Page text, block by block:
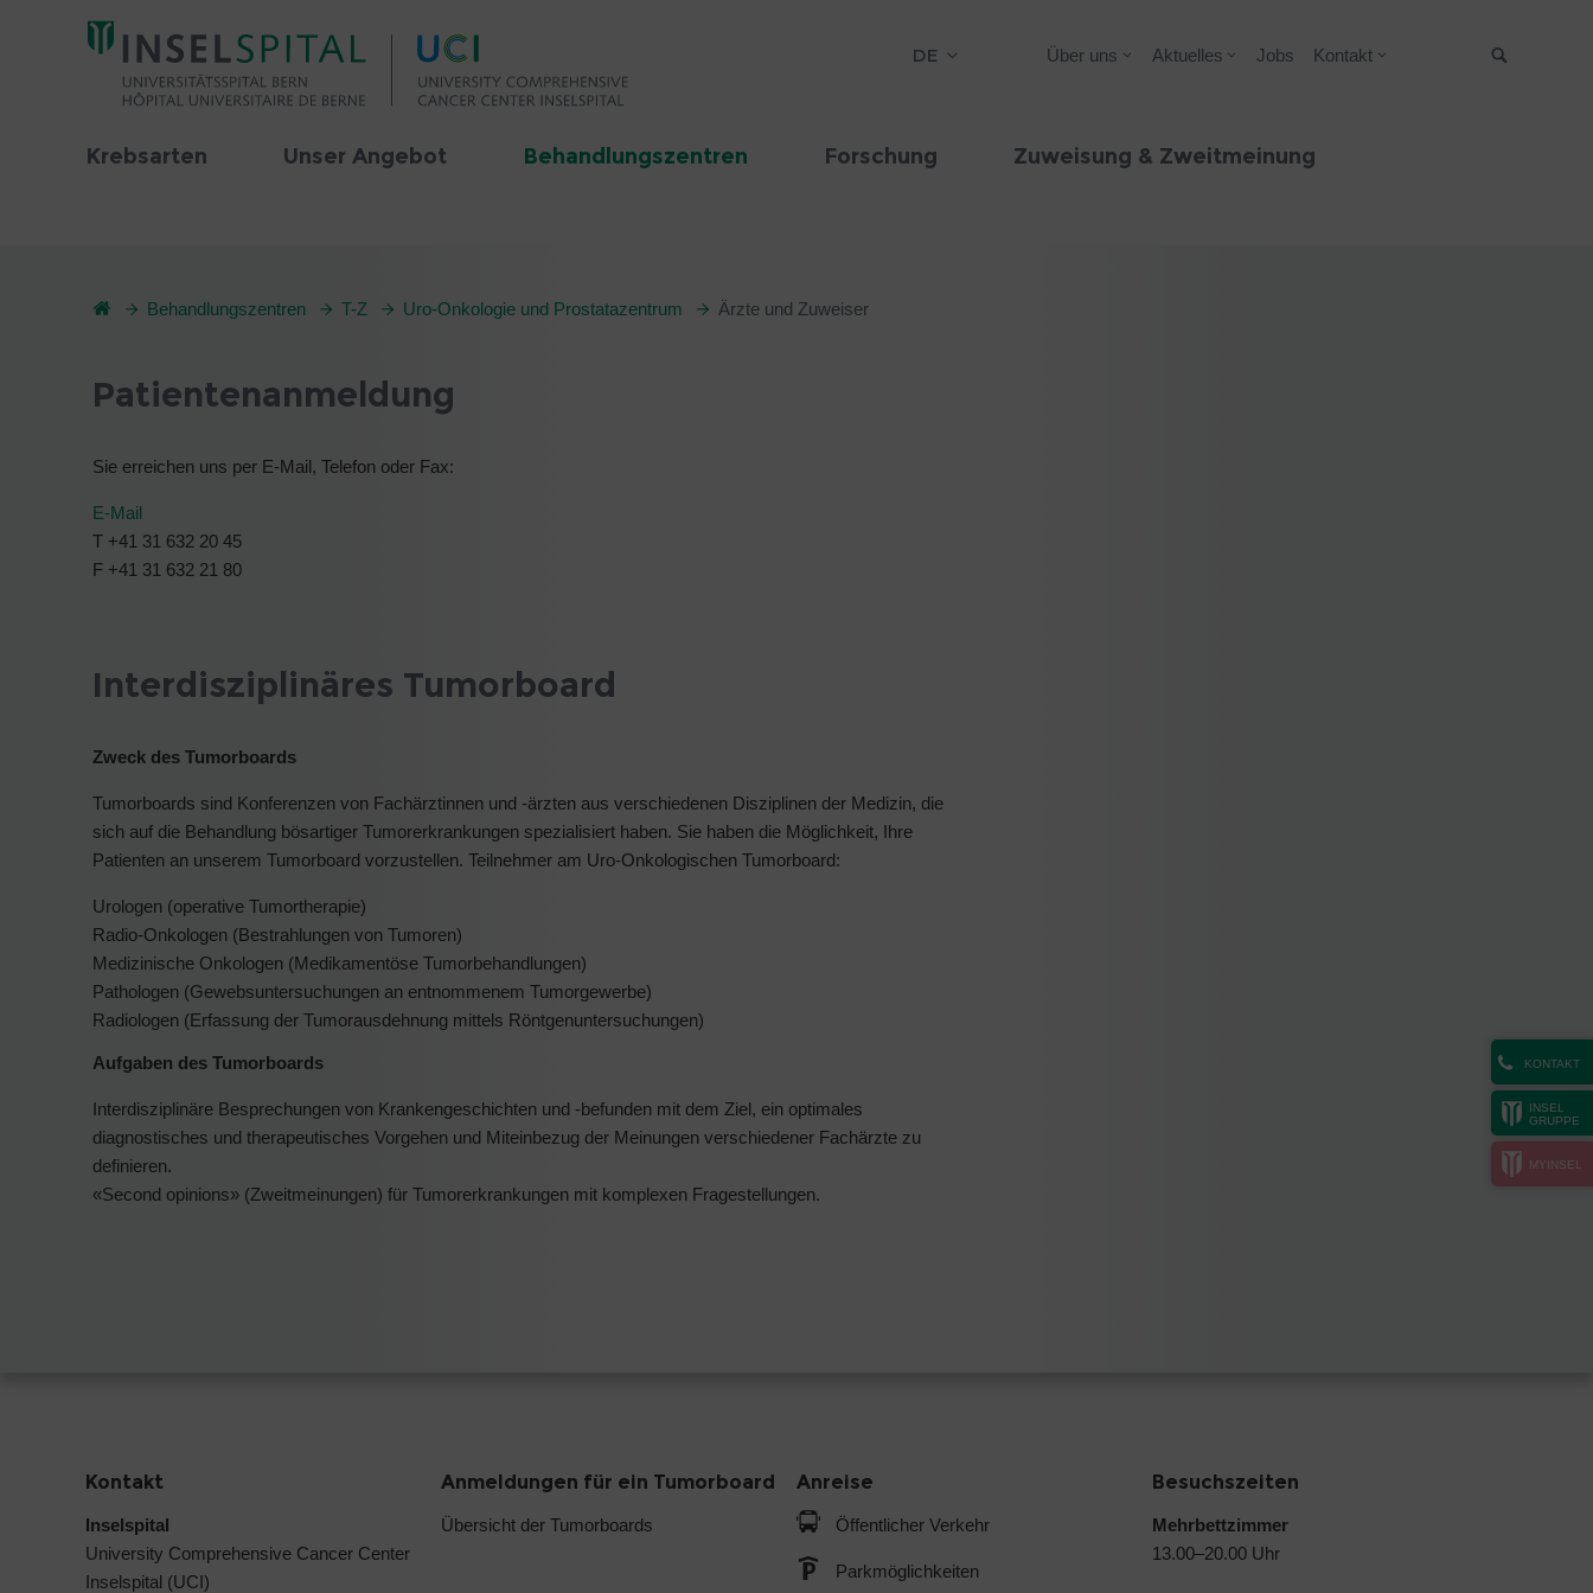
DE Über uns Aktuelles Jobs Kontakt
Krebsarten Unser Angebot Behandlungszentren Forschung Zuweisung & Zweitmeinung
KONTAKT
INSEL
GRUPPE
MYINSEL
Behandlungszentren T-Z Uro-Onkologie und Prostatazentrum Ärzte und Zuweiser
Patientenanmeldung
Sie erreichen uns per E-Mail, Telefon oder Fax:
E-Mail
T +41 31 632 20 45
F +41 31 632 21 80
Interdisziplinäres Tumorboard
Zweck des Tumorboards
Tumorboards sind Konferenzen von Fachärztinnen und -ärzten aus verschiedenen Disziplinen der Medizin, die
sich auf die Behandlung bösartiger Tumorerkrankungen spezialisiert haben. Sie haben die Möglichkeit, Ihre
Patienten an unserem Tumorboard vorzustellen. Teilnehmer am Uro-Onkologischen Tumorboard:
Urologen (operative Tumortherapie)
Radio-Onkologen (Bestrahlungen von Tumoren)
Medizinische Onkologen (Medikamentöse Tumorbehandlungen)
Pathologen (Gewebsuntersuchungen an entnommenem Tumorgewerbe)
Radiologen (Erfassung der Tumorausdehnung mittels Röntgenuntersuchungen)
Aufgaben des Tumorboards
Interdisziplinäre Besprechungen von Krankengeschichten und -befunden mit dem Ziel, ein optimales
diagnostisches und therapeutisches Vorgehen und Miteinbezug der Meinungen verschiedener Fachärzte zu
definieren.
«Second opinions» (Zweitmeinungen) für Tumorerkrankungen mit komplexen Fragestellungen.
Kontakt
Inselspital
University Comprehensive Cancer Center
Inselspital (UCI)
Anmeldungen für ein Tumorboard
Übersicht der Tumorboards
Anreise
Öffentlicher Verkehr
Parkmöglichkeiten
Besuchszeiten
Mehrbettzimmer
13.00–20.00 Uhr